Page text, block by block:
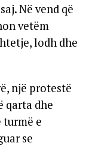
Në vend që
vetëm
lodh dhe
një protestë
qarta dhe
turmë e
se